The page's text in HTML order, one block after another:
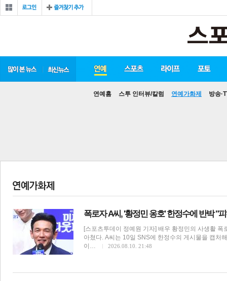
연예홈 스투 인터뷰/칼럼 연예가화제 방송
폭로자 A씨, '황정민 옹호' 한정수에 반박 "
[스포츠투데이 정예원 기자] 배우 황정민의 사생활
아쳤다. A씨는 10일 SNS에 한정수의 게시물을 캡처
이…
2026.08.10. 21:48